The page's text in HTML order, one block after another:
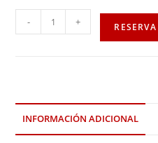
- + RESERVA
INFORMACIÓN ADICIONAL